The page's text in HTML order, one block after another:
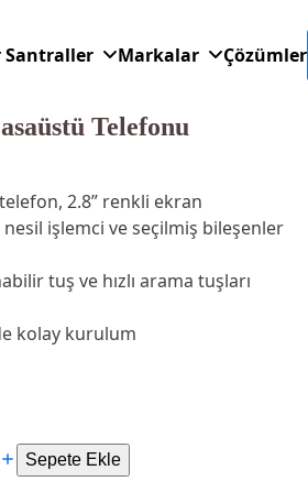
Santraller Markalar Çözümler
Telefonu
2.8” renkli ekran
işlemci ve seçilmiş bileşenler
tuş ve hızlı arama tuşları
kolay kurulum
Sepete Ekle